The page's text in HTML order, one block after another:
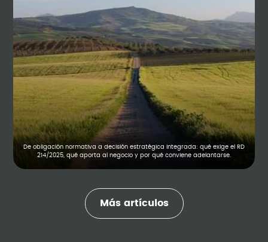
De obligación normativa a decisión estratégica integrada: qué exige el RD
214/2025, qué aporta al negocio y por qué conviene adelantarse.
Más artículos